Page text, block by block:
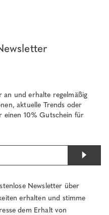
an und erhalte regelmäßig
aktuelle Trends oder
einen 10% Gutschein für
Newsletter über
erhalten und stimme
dem Erhalt von